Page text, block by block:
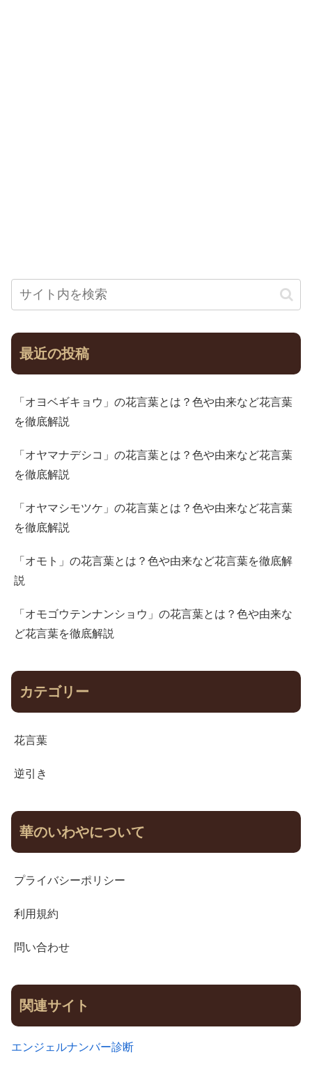
最近の投稿
「オヨベギキョウ」の花言葉とは？色や由来など花言葉
を徹底解説
「オヤマナデシコ」の花言葉とは？色や由来など花言葉
を徹底解説
「オヤマシモツケ」の花言葉とは？色や由来など花言葉
を徹底解説
「オモト」の花言葉とは？色や由来など花言葉を徹底解
説
「オモゴウテンナンショウ」の花言葉とは？色や由来な
ど花言葉を徹底解説
カテゴリー
花言葉
逆引き
華のいわやについて
プライバシーポリシー
利用規約
問い合わせ
関連サイト
エンジェルナンバー診断